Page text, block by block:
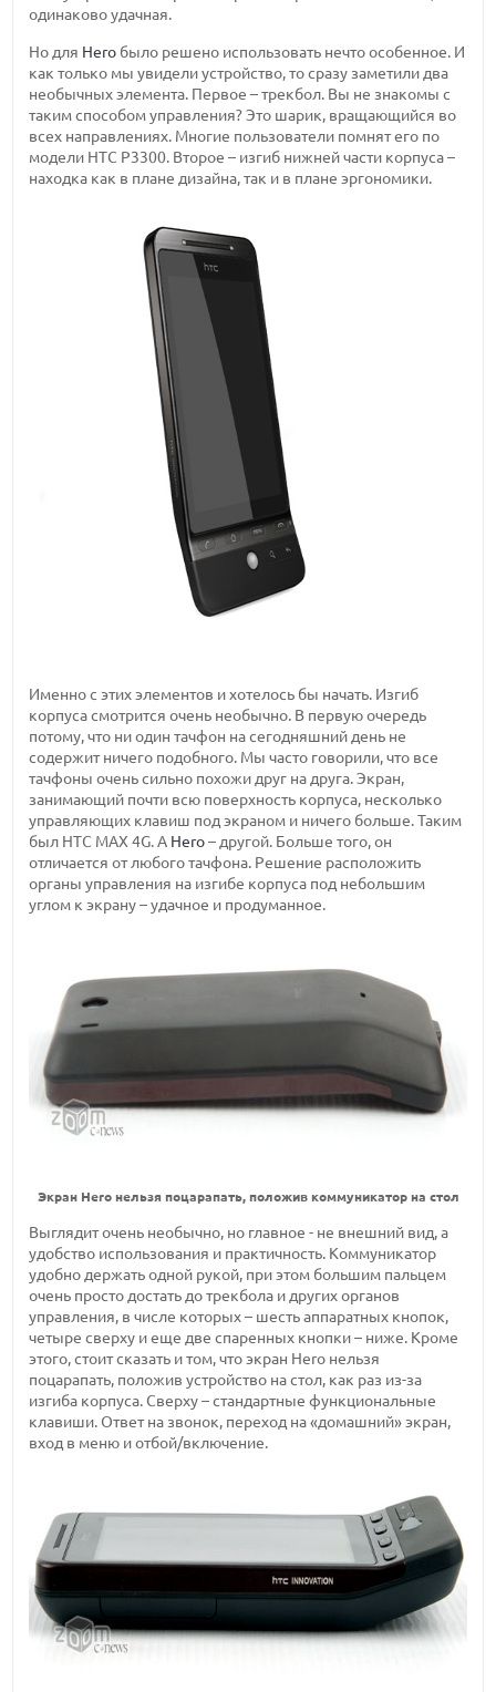
одинаково удачная.
Но для Hero было решено использовать нечто особенное. И
как только мы увидели устройство, то сразу заметили два
необычных элемента. Первое – трекбол. Вы не знакомы с
таким способом управления? Это шарик, вращающийся во
всех направлениях. Многие пользователи помнят его по
модели HTC P3300. Второе – изгиб нижней части корпуса –
находка как в плане дизайна, так и в плане эргономики.
Именно с этих элементов и хотелось бы начать. Изгиб
корпуса смотрится очень необычно. В первую очередь
потому, что ни один тачфон на сегодняшний день не
содержит ничего подобного. Мы часто говорили, что все
тачфоны очень сильно похожи друг на друга. Экран,
занимающий почти всю поверхность корпуса, несколько
управляющих клавиш под экраном и ничего больше. Таким
был HTC MAX 4G. А Hero– другой. Больше того, он
отличается от любого тачфона. Решение расположить
органы управления на изгибе корпуса под небольшим
углом к экрану – удачное и продуманное.
Экран Hero нельзя поцарапать, положив коммуникатор на стол
Выглядит очень необычно, но главное - не внешний вид, а
удобство использования и практичность. Коммуникатор
удобно держать одной рукой, при этом большим пальцем
очень просто достать до трекбола и других органов
управления, в числе которых – шесть аппаратных кнопок,
четыре сверху и еще две спаренных кнопки – ниже. Кроме
этого, стоит сказать и том, что экран Hero нельзя
поцарапать, положив устройство на стол, как раз из-за
изгиба корпуса. Сверху – стандартные функциональные
клавиши. Ответ на звонок, переход на «домашний» экран,
вход в меню и отбой/включение.